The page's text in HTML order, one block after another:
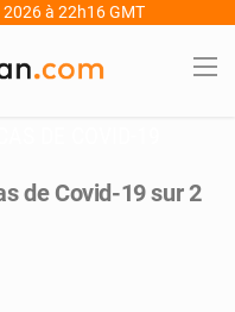
2026 à 22h16 GMT
de Covid-19 sur 2